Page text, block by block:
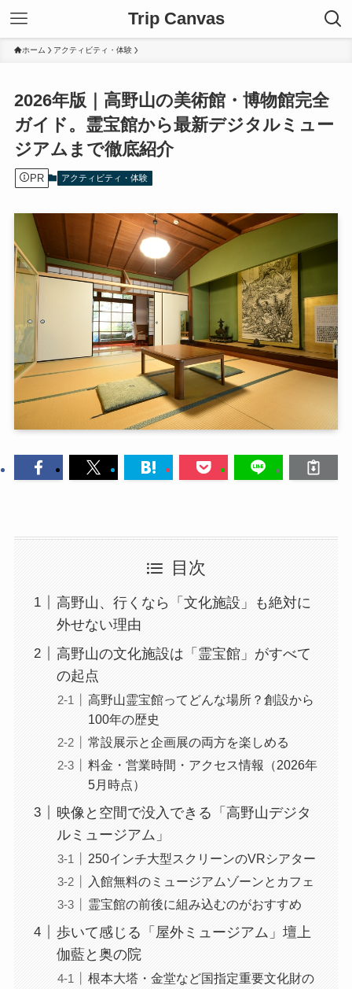
Trip Canvas
ホーム アクティビティ・体験
2026年版｜高野山の美術館・博物館完全
ガイド。霊宝館から最新デジタルミュー
ジアムまで徹底紹介
PR アクティビティ・体験
目次
高野山、行くなら「文化施設」も絶対に
外せない理由
高野山の文化施設は「霊宝館」がすべて
の起点
高野山霊宝館ってどんな場所？創設から
100年の歴史
常設展示と企画展の両方を楽しめる
料金・営業時間・アクセス情報（2026年
5月時点）
映像と空間で没入できる「高野山デジタ
ルミュージアム」
250インチ大型スクリーンのVRシアター
入館無料のミュージアムゾーンとカフェ
霊宝館の前後に組み込むのがおすすめ
歩いて感じる「屋外ミュージアム」壇上
伽藍と奥の院
根本大塔・金堂など国指定重要文化財の